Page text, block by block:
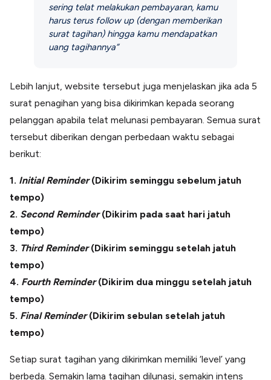
sering telat melakukan pembayaran, kamu
harus terus follow up (dengan memberikan
surat tagihan) hingga kamu mendapatkan
uang tagihannya”
Lebih lanjut, website tersebut juga menjelaskan jika ada 5
surat penagihan yang bisa dikirimkan kepada seorang
pelanggan apabila telat melunasi pembayaran. Semua surat
tersebut diberikan dengan perbedaan waktu sebagai
berikut:
1. Initial Reminder(Dikirim seminggu sebelum jatuh
tempo)
2. Second Reminder(Dikirim pada saat hari jatuh
tempo)
3. Third Reminder(Dikirim seminggu setelah jatuh
tempo)
4. Fourth Reminder(Dikirim dua minggu setelah jatuh
tempo)
5. Final Reminder(Dikirim sebulan setelah jatuh
tempo)
Setiap surat tagihan yang dikirimkan memiliki ‘level’ yang
berbeda. Semakin lama tagihan dilunasi, semakin intens